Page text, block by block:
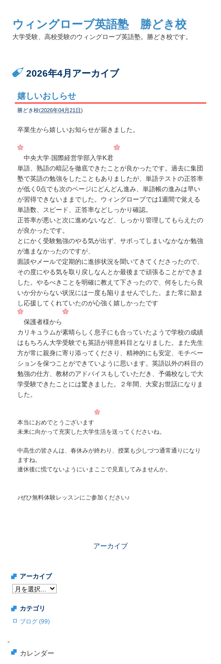
ウィングローブ英語塾 勝どき校
大学受験、高校受験のウィングローブ英語塾。勝どき校です。
2026年4月アーカイブ
嬉しいおしらせ
勝どき校(2026年04月21日)
卒業生から嬉しいお知らせが届きました。
中央大学·国際経営学部入学K君
単語、熟語の暗記を徹底できたことが良かったです。過去に集団
塾で英語の勉強をしたこともありましたが、単語テストの正答率
が低く0点でも次のページにどんどん進み、単語帳の進みは早い
が習得できないままでした。ウィングローブでは1週間で覚える
単語数、スピード、正答率などしっかり確認。
正答率が悪いと次に進めないなど、しっかり管理してもらえたの
が良かったです。
とにかく受験勉強のやる気が出ず、サボってしまいなかなか勉強
が進まなかったのですが、
⾯談やメールで定期的に進捗状況を聞いてきてくださったので、
その度にやる気を取り戻しなんとか最後まで頑張ることができま
した。やるべきことを明確に教えて下さったので、 何をしたら良
いか分からない状況には⼀度も陥りませんでした。また常に励ま
し応援してくれていたのが⼼強く嬉しかったです
保護者様から
カリキュラムが素晴らしく息⼦にも合っていたようで学校の成績
はもちろん⼤学受験でも英語が得意科⽬ となりました。また先⽣
⽅が常に親⾝に寄り添ってくださり、精神的にも安定、モチベー
ションを保つこ とができていように思います。英語以外の科⽬の
勉強の仕⽅、教材のアドバイスもしていただき、予備校なしで⼤
学受験できたことには驚きました。２年間、⼤変お世話になりま
した。
本当におめでとうございます
未来に向かって充実した大学生活を送ってくださいね。
中高生の皆さんは、春休みが終わり、授業も少しづつ通常通りになり
ますね。
連休後に慌てないようにいまここで見直してみませんか。
♪ぜひ無料体験レッスンにご参加ください♪
アーカイブ
アーカイブ
カテゴリ
ブログ (99)
-
カレンダー